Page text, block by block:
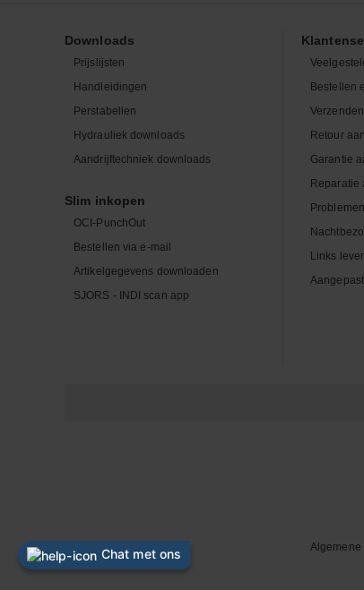
Downloads
Prijslijsten
Handleidingen
Perstabellen
Hydrauliek downloads
Aandrijftechniek downloads
Slim inkopen
OCI-PunchOut
Bestellen via e-mail
Artikelgegevens downloaden
SJORS - INDI scan app
Bestellen
Retour
Garantie
Reparatie
Links
Algemene